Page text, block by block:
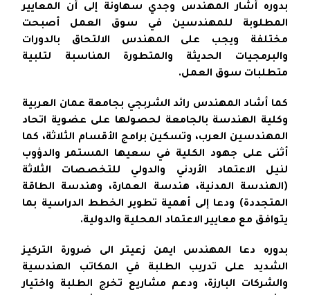
بدوره أشار المهندس وجدي سهاونة إلى أن المعايير
المطلوبة للمهندسين في سوق العمل أصبحت
مختلفة ويجب على المهندس الالتحاق بالدورات
والبرمجيات الحديثة والمتطورة المناسبة لتلبية
متطلبات سوق العمل.
كما أشاد المهندس رائد الشربجي بجامعة عمان العربية
وكلية الهندسة بالجامعة لحصولها على عضوية اتحاد
المهندسين العرب، وتسكين برامج الأقسام الثلاثة، كما
أثنى على جهود الكلية في سعيها المستمر والدؤوب
لنيل الاعتماد الأردني والدولي للتخصصات الثلاثة
(الهندسة المدنية، هندسة العمارة، وهندسة الطاقة
المتجددة) ودعا إلى أهمية تطوير الخطط الدراسية بما
يتوافق مع معايير الاعتماد المحلية والدولية.
بدوره دعا المهندس ايمن زعيتر الى ضرورة التركيز
الشديد على تدريب الطلبة في المكاتب الهندسية
والشركات البارزة، ودعم مشاريع تخرج الطلبة واختيار